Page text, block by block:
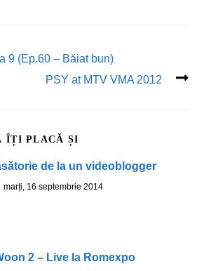
9 (Ep.60 – Băiat bun)
PSY at MTV VMA 2012
ÎȚI PLACĂ ȘI
de la un videoblogger
marți, 16 septembrie 2014
2 – Live la Romexpo